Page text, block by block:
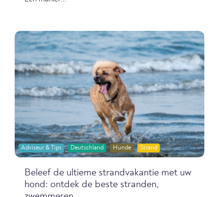
Adviseur & Tips Deutschland Hunde Strand
Beleef de ultieme strandvakantie met uw
hond: ontdek de beste stranden,